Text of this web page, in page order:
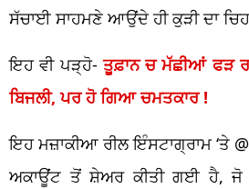
ਸੱਚਾਈ ਸਾਹਮਣੇ ਆਉਂਦੇ ਹੀ ਕੁੜੀ ਦਾ
ਇਹ ਵੀ ਪੜ੍ਹੋ-ਤੂਫ਼ਾਨ ਚ ਮੱਛੀਆਂ ਫੜ
ਬਿਜਲੀ, ਪਰ ਹੋ ਗਿਆ ਚਮਤਕਾਰ !
ਇਹ ਮਜ਼ਾਕੀਆ ਰੀਲ ਇੰਸਟਾਗ੍ਰਾਮ ‘ਤੇ
ਅਕਾਊਂਟ ਤੋਂ ਸ਼ੇਅਰ ਕੀਤੀ ਗਈ ਹੈ, ਜੋ